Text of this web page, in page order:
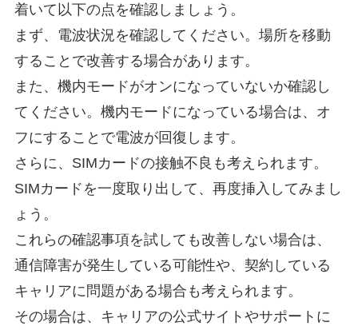
着いて以下の点を確認しましょう。
まず、電波状況を確認してください。場所を移動
することで改善する場合があります。
また、機内モードがオンになっていないか確認し
てください。機内モードになっている場合は、オ
フにすることで電波が回復します。
さらに、SIMカードの接触不良も考えられます。
SIMカードを一度取り出して、再度挿入してみまし
ょう。
これらの確認事項を試しても改善しない場合は、
通信障害が発生している可能性や、契約している
キャリアに問題がある場合も考えられます。
その場合は、キャリアの公式サイトやサポートに